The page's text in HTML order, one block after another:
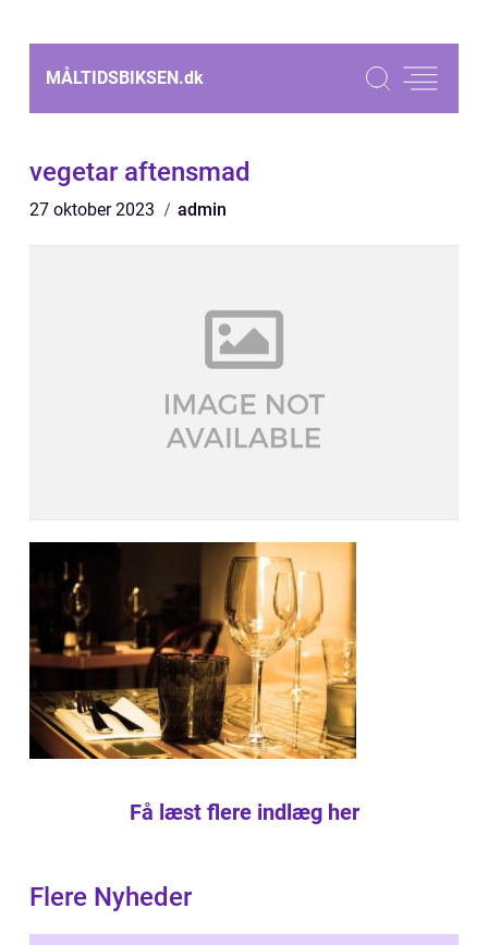
MÅLTIDSBIKSEN.dk
vegetar aftensmad
27 oktober 2023 admin
Få læst flere indlæg her
Flere Nyheder